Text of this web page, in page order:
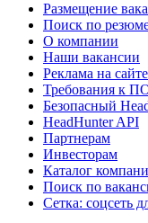
Размещение
Поиск по
О компании
Наши вакансии
Реклама на сайте
Требования к
Безопасный
HeadHunter API
Партнерам
Инвесторам
Каталог
Поиск по
Сетка: соцсеть